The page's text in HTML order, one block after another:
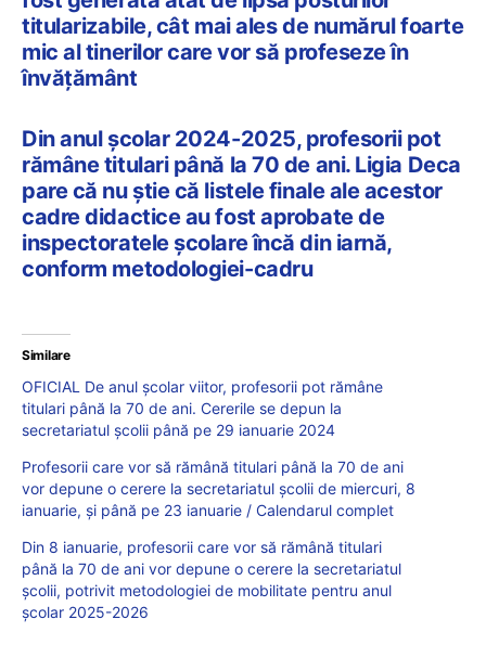
titularizabile, cât mai ales de numărul foarte
mic al tinerilor care vor să profeseze în
învățământ
Din anul școlar 2024-2025, profesorii pot
rămâne titulari până la 70 de ani. Ligia Deca
pare că nu știe că listele finale ale acestor
cadre didactice au fost aprobate de
inspectoratele școlare încă din iarnă,
conform metodologiei-cadru
Similare
OFICIAL De anul școlar viitor, profesorii pot rămâne
titulari până la 70 de ani. Cererile se depun la
secretariatul școlii până pe 29 ianuarie 2024
Profesorii care vor să rămână titulari până la 70 de ani
vor depune o cerere la secretariatul școlii de miercuri, 8
ianuarie, și până pe 23 ianuarie / Calendarul complet
Din 8 ianuarie, profesorii care vor să rămână titulari
până la 70 de ani vor depune o cerere la secretariatul
școlii, potrivit metodologiei de mobilitate pentru anul
școlar 2025-2026